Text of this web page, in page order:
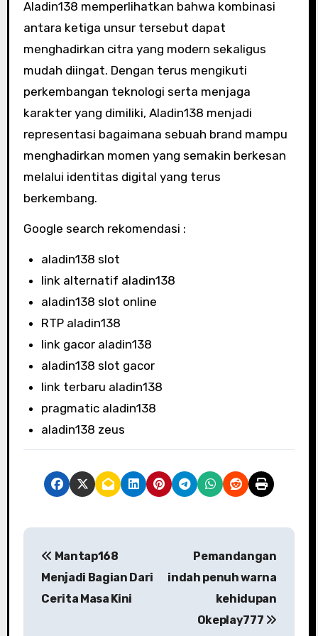
Aladin138 memperlihatkan bahwa kombinasi
antara ketiga unsur tersebut dapat
menghadirkan citra yang modern sekaligus
mudah diingat. Dengan terus mengikuti
perkembangan teknologi serta menjaga
karakter yang dimiliki, Aladin138 menjadi
representasi bagaimana sebuah brand mampu
menghadirkan momen yang semakin berkesan
melalui identitas digital yang terus
berkembang.
Google search rekomendasi :
aladin138 slot
link alternatif aladin138
aladin138 slot online
RTP aladin138
link gacor aladin138
aladin138 slot gacor
link terbaru aladin138
pragmatic aladin138
aladin138 zeus
P
Mantap168
Menjadi Bagian Dari
Cerita Masa Kini
Pemandangan
indah penuh warna
kehidupan
Okeplay777